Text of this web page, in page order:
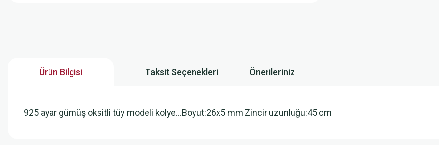
Ürün Bilgisi Taksit Seçenekleri Önerileriniz
925 ayar gümüş oksitli tüy modeli kolye…Boyut:26x5 mm Zincir uzunluğu:45 cm